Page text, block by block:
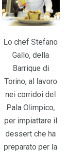
Lo chef Stefano
Gallo, della
Barrique di
Torino, al lavoro
nei corridoi del
Pala Olimpico,
per impiattare il
dessert che ha
preparato per la